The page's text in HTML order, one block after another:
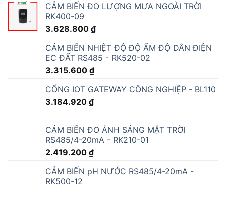
CẢM BIẾN ĐO LƯỢNG MƯA NGOÀI TRỜI
RK400-09
3.628.800 ₫
CẢM BIẾN NHIỆT ĐỘ ĐỘ ẨM ĐỘ DẪN ĐIỆN
EC ĐẤT RS485 - RK520-02
3.315.600 ₫
CỔNG IOT GATEWAY CÔNG NGHIỆP - BL110
3.184.920 ₫
CẢM BIẾN ĐO ÁNH SÁNG MẶT TRỜI
RS485/4-20mA - RK210-01
2.419.200 ₫
CẢM BIẾN pH NƯỚC RS485/4-20mA -
RK500-12